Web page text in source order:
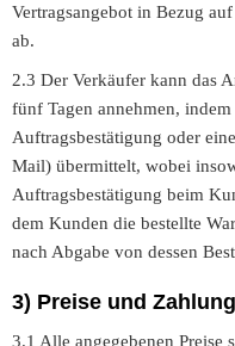
Vertragsangebot in Bezug
ab.
2.3 Der Verkäufer kann das
fünf Tagen annehmen,
Auftragsbestätigung oder
Mail) übermittelt, wobei
Auftragsbestätigung beim
dem Kunden die bestellte
nach Abgabe von dessen
3) Preise und
3.1 Alle angegebenen Preise